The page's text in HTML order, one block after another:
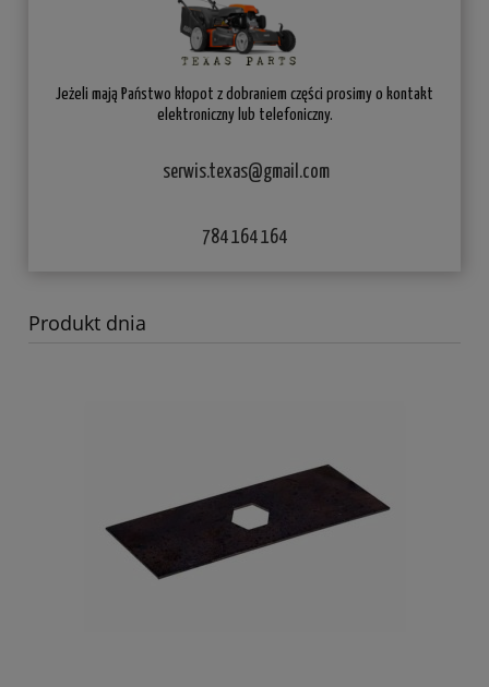
Jeżeli mają Państwo kłopot z dobraniem części prosimy o kontakt
elektroniczny lub telefoniczny.
serwis.texas@gmail.com
784 164 164
Produkt dnia